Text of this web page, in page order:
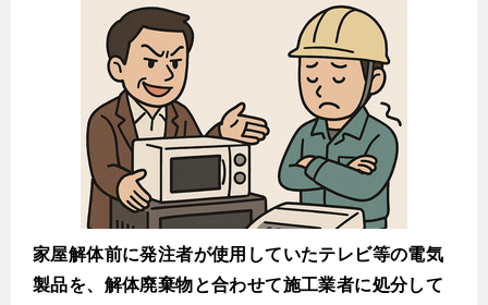
家屋解体前に発注者が使用していたテレビ等の電気
製品を、解体廃棄物と合わせて施工業者に処分して